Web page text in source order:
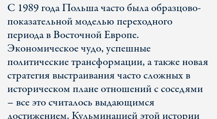
С 1989 года Польша часто была образцово-
показательной моделью переходного
периода в Восточной Европе.
Экономическое чудо, успешные
политические трансформации, а также новая
стратегия выстраивания часто сложных в
историческом плане отношений с соседями
– все это считалось выдающимся